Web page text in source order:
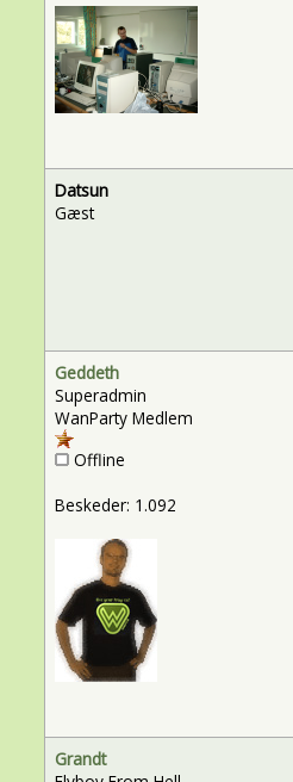
Datsun
Gæst
Geddeth
Superadmin
WanParty Medlem
Offline
Beskeder: 1.092
Grandt